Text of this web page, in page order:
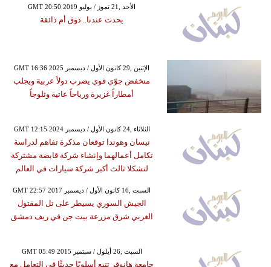
GMT 20:50 2019 الأحد ,21 تموز / يوليو
يحدث عندنا.. ذوق أم ذائقة
GMT 16:36 2025 الإثنين ,29 كانون الأول / ديسمبر
منخفض جوّي قوي يضرب دولاً عربية ويجلب
أمطاراً غزيرة ورياحاً عاتية وثلوجاً
GMT 12:15 2024 الثلاثاء ,24 كانون الأول / ديسمبر
نيسان وهوندا توقعان مذكرة تفاهم لدراسة
تكامل أعمالهما وإنشاء شركة قابضة مشتركة
لتشكلا ثالث أكبر شركة سيارات في العالم
GMT 22:57 2017 السبت ,16 كانون الأول / ديسمبر
الجيش السوري يسيطر على تل المقتول
الغربي شرق مزرعة بيت جن في ريف دمشق
GMT 05:49 2015 السبت ,26 أيلول / سبتمبر
جامعة هانوفر تتبع أسلوبًا حديثًا في التعامل مع